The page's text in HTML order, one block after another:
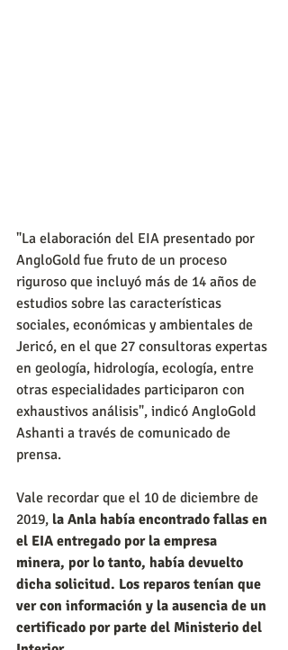
"La elaboración del EIA presentado por
AngloGold fue fruto de un proceso
riguroso que incluyó más de 14 años de
estudios sobre las características
sociales, económicas y ambientales de
Jericó, en el que 27 consultoras expertas
en geología, hidrología, ecología, entre
otras especialidades participaron con
exhaustivos análisis", indicó AngloGold
Ashanti a través de comunicado de
prensa.
Vale recordar que el 10 de diciembre de
2019, la Anla había encontrado fallas en
el EIA entregado por la empresa
minera, por lo tanto, había devuelto
dicha solicitud. Los reparos tenían que
ver con información y la ausencia de un
certificado por parte del Ministerio del